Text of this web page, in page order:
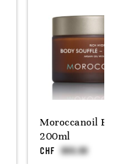
Moroccanoil
200ml
CHF